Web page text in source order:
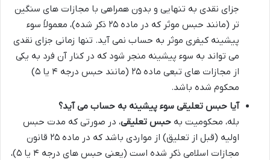
جزای نقدی به تنهایی و بدون همراهی با مجازات های سنگین
تر (مانند حبس موثر که در ماده ۲۵ ذکر شده)، معمولاً سوء
پیشینه کیفری موثر به حساب نمی آید. تنها زمانی جزای نقدی
می تواند به سوء پیشینه منجر شود که در کنار آن فرد به یکی
از مجازات های تبعی ماده ۲۵ (مانند حبس درجه ۴ یا ۵)
محکوم شده باشد.
آیا حبس تعلیقی سوء پیشینه به حساب می آید؟
بله، محکومیت به حبس تعلیقی، در صورتی که مدت حبس
اولیه (قبل از تعلیق) از مواردی باشد که در ماده ۲۵ قانون
مجازات اسلامی ذکر شده است (یعنی حبس های درجه ۴ یا ۵)،